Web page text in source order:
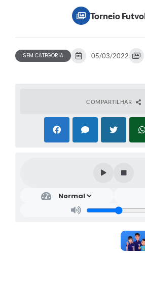
Torneio
SEM CATEGORIA 05/03/2022
COMPARTILHAR